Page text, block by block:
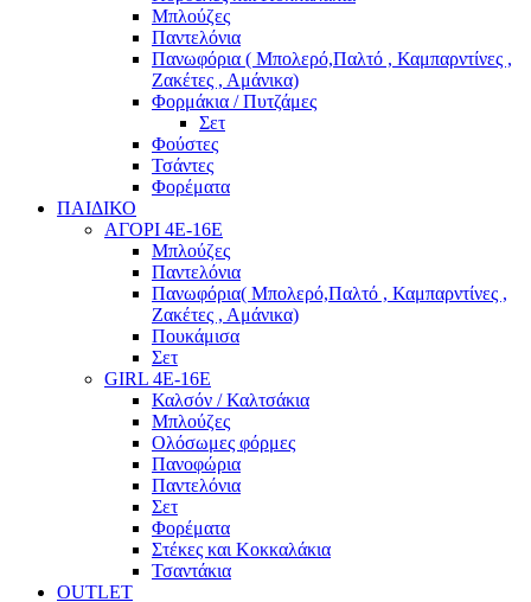
Μπλούζες
Παντελόνια
Πανωφόρια ( Μπολερό,Παλτό , Καμπαρντίνες ,
Ζακέτες , Αμάνικα)
Φορμάκια / Πυτζάμες
Σετ
Φούστες
Τσάντες
Φορέματα
ΠΑΙΔΙΚΟ
ΑΓΟΡΙ 4Ε-16Ε
Μπλούζες
Παντελόνια
Πανωφόρια( Μπολερό,Παλτό , Καμπαρντίνες ,
Ζακέτες , Αμάνικα)
Πουκάμισα
Σετ
GIRL 4Ε-16Ε
Καλσόν / Καλτσάκια
Μπλούζες
Ολόσωμες φόρμες
Πανοφώρια
Παντελόνια
Σετ
Φορέματα
Στέκες και Κοκκαλάκια
Τσαντάκια
OUTLET